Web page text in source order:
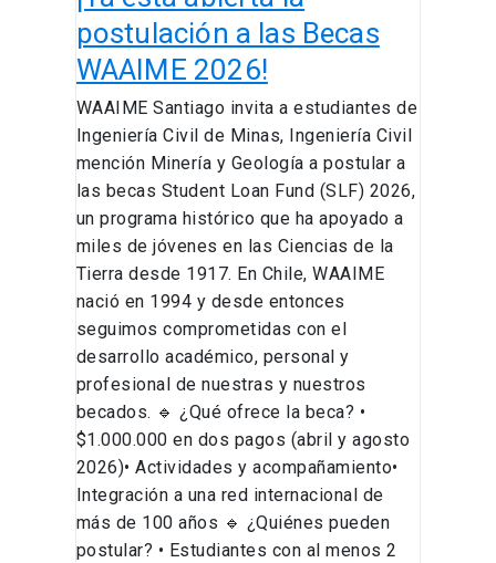
postulación a las Becas
WAAIME 2026!
WAAIME Santiago invita a estudiantes de
Ingeniería Civil de Minas, Ingeniería Civil
mención Minería y Geología a postular a
las becas Student Loan Fund (SLF) 2026,
un programa histórico que ha apoyado a
miles de jóvenes en las Ciencias de la
Tierra desde 1917. En Chile, WAAIME
nació en 1994 y desde entonces
seguimos comprometidas con el
desarrollo académico, personal y
profesional de nuestras y nuestros
becados. 🔹 ¿Qué ofrece la beca? •
$1.000.000 en dos pagos (abril y agosto
2026)• Actividades y acompañamiento•
Integración a una red internacional de
más de 100 años 🔹 ¿Quiénes pueden
postular? • Estudiantes con al menos 2